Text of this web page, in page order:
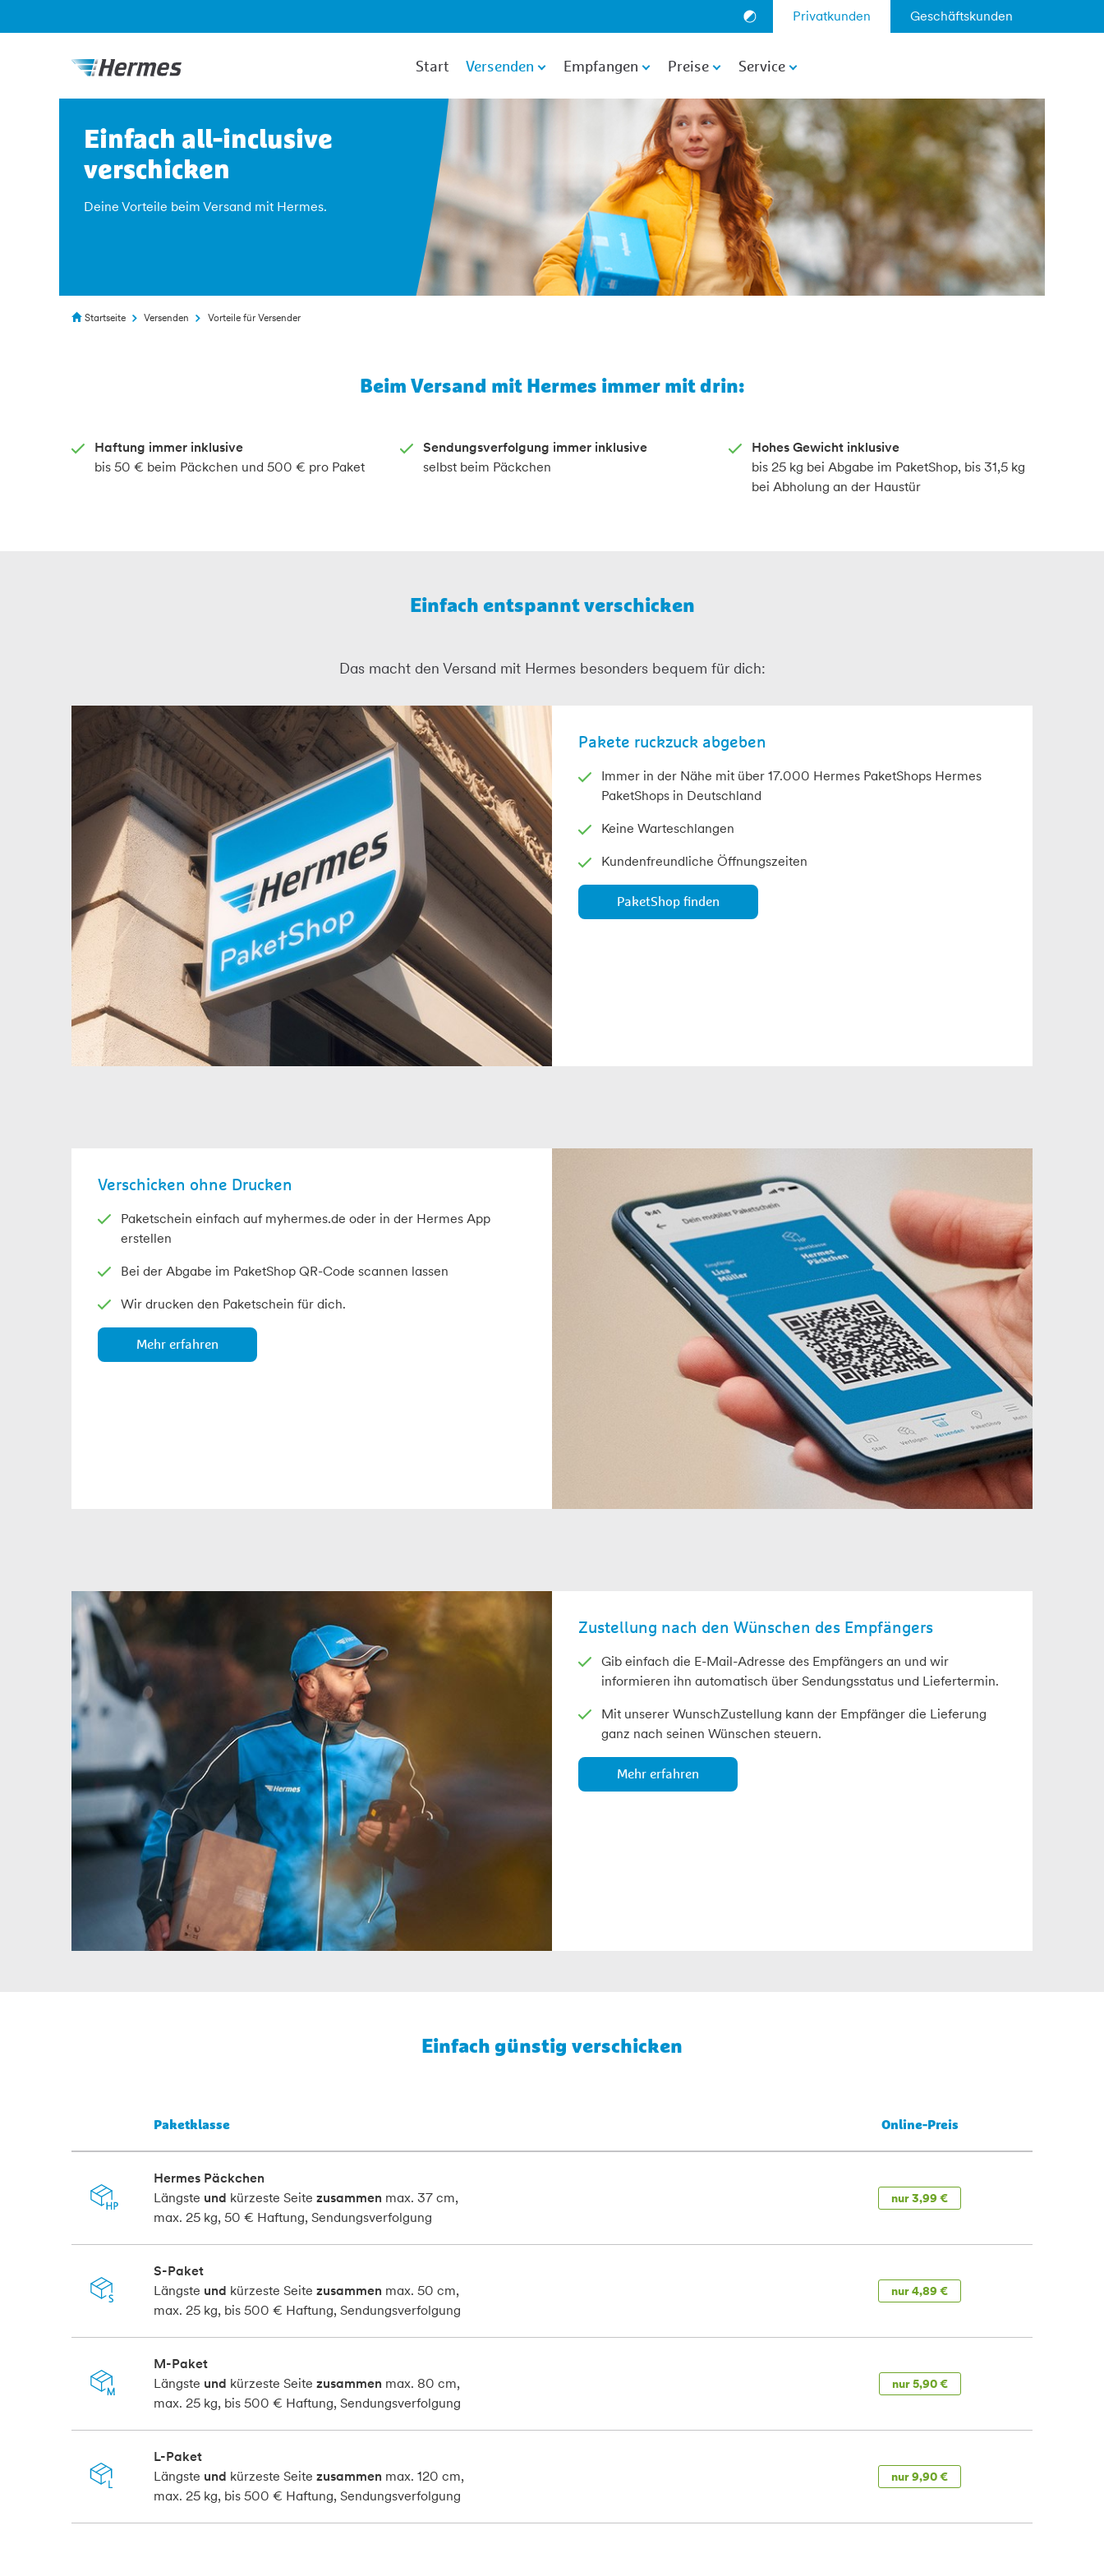
Zum Hauptinhalt Zur Fußzeile
Privatkunden Geschäftskunden
Start Versenden Empfangen Preise Service
Einfach all-inclusive
verschicken
Deine Vorteile beim Versand mit Hermes.
Startseite Versenden Vorteile für Versender
Beim Versand mit Hermes immer mit drin:
Haftung immer inklusive
bis 50 € beim Päckchen und 500 € pro Paket
Sendungsverfolgung immer inklusive
selbst beim Päckchen
Hohes Gewicht inklusive
bis 25 kg bei Abgabe im PaketShop, bis 31,5 kg
bei Abholung an der Haustür
Einfach entspannt verschicken
Das macht den Versand mit Hermes besonders bequem für dich:
Pakete ruckzuck abgeben
Immer in der Nähe mit über 17.000 Hermes PaketShops Hermes
PaketShops in Deutschland
Keine Warteschlangen
Kundenfreundliche Öffnungszeiten
PaketShop finden
Verschicken ohne Drucken
Paketschein einfach auf myhermes.de oder in der Hermes App
erstellen
Bei der Abgabe im PaketShop QR-Code scannen lassen
Wir drucken den Paketschein für dich.
Mehr erfahren
Zustellung nach den Wünschen des Empfängers
Gib einfach die E-Mail-Adresse des Empfängers an und wir
informieren ihn automatisch über Sendungsstatus und Liefertermin.
Mit unserer WunschZustellung kann der Empfänger die Lieferung
ganz nach seinen Wünschen steuern.
Mehr erfahren
Einfach günstig verschicken
Paketklasse Online-Preis
Hermes Päckchen
Längste und kürzeste Seite zusammen max. 37 cm,
max. 25 kg, 50 € Haftung, Sendungsverfolgung
nur 3,99 €
S-Paket
Längste und kürzeste Seite zusammen max. 50 cm,
max. 25 kg, bis 500 € Haftung, Sendungsverfolgung
nur 4,89 €
M-Paket
Längste und kürzeste Seite zusammen max. 80 cm,
max. 25 kg, bis 500 € Haftung, Sendungsverfolgung
nur 5,90 €
L-Paket
Längste und kürzeste Seite zusammen max. 120 cm,
max. 25 kg, bis 500 € Haftung, Sendungsverfolgung
nur 9,90 €